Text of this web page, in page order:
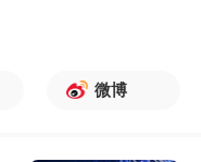
微博